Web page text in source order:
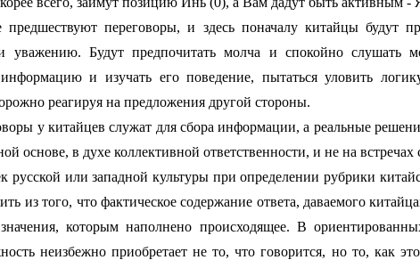
предшествуют переговоры, и здесь поначалу китайцы будут
уважению. Будут предпочитать молча и спокойно слушать
и изучать его поведение, пытаться уловить
реагируя на предложения другой стороны.
у китайцев служат для сбора информации, а реальные
основе, в духе коллективной ответственности, и не на
русской или западной культуры при определении рубрики
из того, что фактическое содержание ответа, даваемого
которым наполнено происходящее. В
неизбежно приобретает не то, что говорится, но то, как